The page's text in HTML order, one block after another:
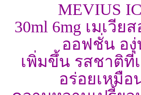
MEVIUS
30ml 6mg เมเวี
ออฟชั่น อ
เพิ่มขึ้น รสชาติที่
อร่อยเหมือ